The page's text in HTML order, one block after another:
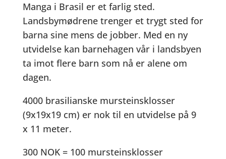
Manga i Brasil er et farlig sted.
Landsbymødrene trenger et trygt sted for
barna sine mens de jobber. Med en ny
utvidelse kan barnehagen vår i landsbyen
ta imot flere barn som nå er alene om
dagen.
4000 brasilianske mursteinsklosser
(9x19x19 cm) er nok til en utvidelse på 9
x 11 meter.
300 NOK = 100 mursteinsklosser